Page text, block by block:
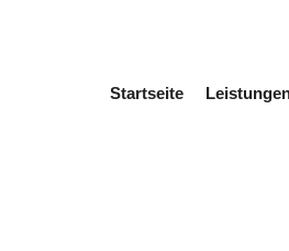
Startseite